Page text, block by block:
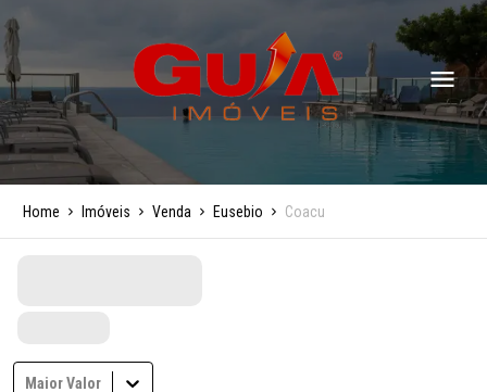
Home Imóveis Venda Eusebio Coacu
Maior Valor